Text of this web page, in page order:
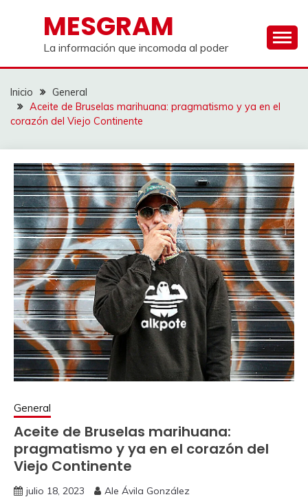
contenidoMESGRAM
La información que incomoda al poder
Inicio
General
Aceite de Bruselas marihuana: pragmatismo y ya en el
corazón del Viejo Continente
General
Aceite de Bruselas marihuana:
pragmatismo y ya en el corazón del
Viejo Continente
julio 18, 2023 Ale Ávila González